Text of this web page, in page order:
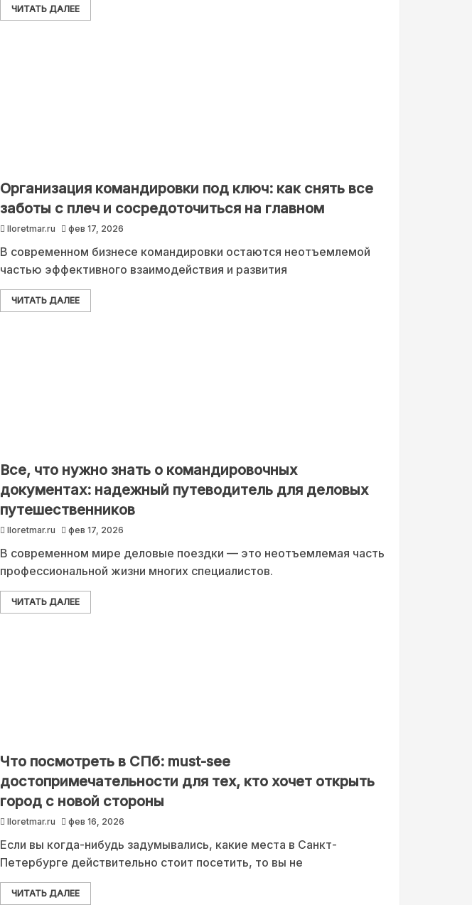
ЧИТАТЬ ДАЛЕЕ
Организация командировки под ключ: как снять все
заботы с плеч и сосредоточиться на главном
lloretmar.ru фев 17, 2026
В современном бизнесе командировки остаются неотъемлемой
частью эффективного взаимодействия и развития
ЧИТАТЬ ДАЛЕЕ
Все, что нужно знать о командировочных
документах: надежный путеводитель для деловых
путешественников
lloretmar.ru фев 17, 2026
В современном мире деловые поездки — это неотъемлемая часть
профессиональной жизни многих специалистов.
ЧИТАТЬ ДАЛЕЕ
Что посмотреть в СПб: must-see
достопримечательности для тех, кто хочет открыть
город с новой стороны
lloretmar.ru фев 16, 2026
Если вы когда-нибудь задумывались, какие места в Санкт-
Петербурге действительно стоит посетить, то вы не
ЧИТАТЬ ДАЛЕЕ